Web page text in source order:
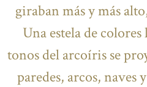
giraban más y más
Una estela de
tonos del arcoíris se
paredes, arcos, naves